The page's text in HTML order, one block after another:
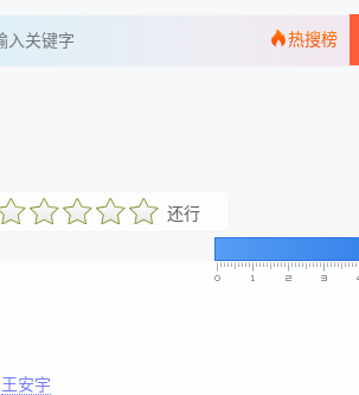
热搜榜
力荐 还行
王安宇